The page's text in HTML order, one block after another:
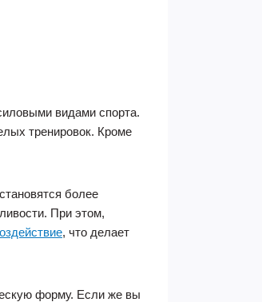
видами спорта.
тренировок. Кроме
более
При этом,
, что делает
форму. Если же вы